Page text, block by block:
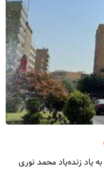
یاد زنده‌یاد محمد نوری